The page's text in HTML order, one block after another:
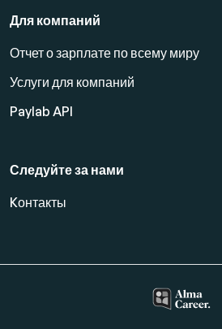
Для компаний
Отчет о зарплате по всему миру
Услуги для компаний
Paylab API
Следуйте за нами
Kонтакты